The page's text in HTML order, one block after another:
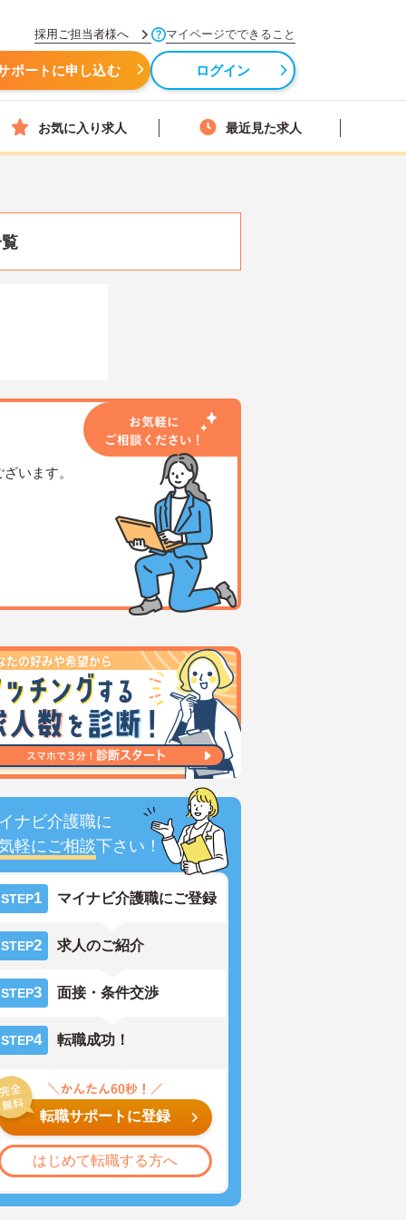
採用ご担当者様へ マイページでできること
ポートに申し込む ログイン
お気に入り求人 最近見た求人
います。
ナビ介護職に
軽にご相談下さい！
STEP1 マイナビ介護職にご登録
STEP2 求人のご紹介
STEP3 面接・条件交渉
STEP4 転職成功！
転職サポートに登録
はじめて転職する方へ